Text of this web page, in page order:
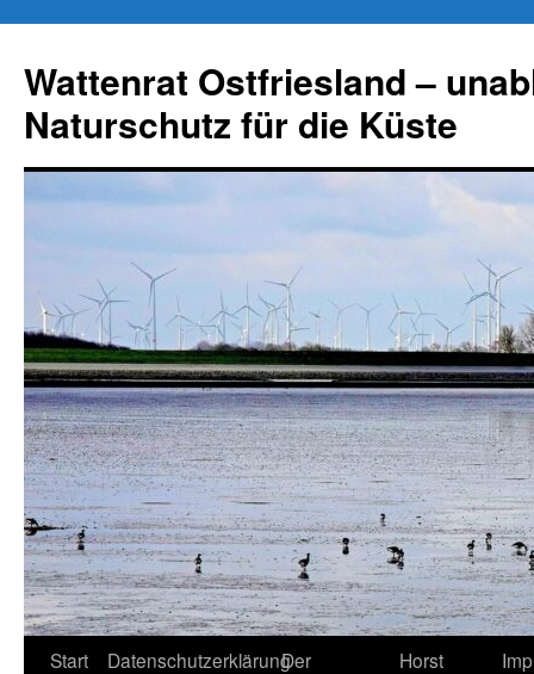
springen
Wattenrat Ostfriesland –
Naturschutz für die Küste
Start DatenschutzerklärungDer
Horst